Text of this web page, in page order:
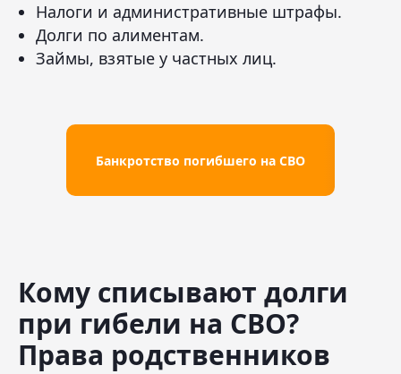
Налоги и административные штрафы.
Долги по алиментам.
Займы, взятые у частных лиц.
Банкротство погибшего на СВО
Кому списывают долги
при гибели на СВО?
Права родственников